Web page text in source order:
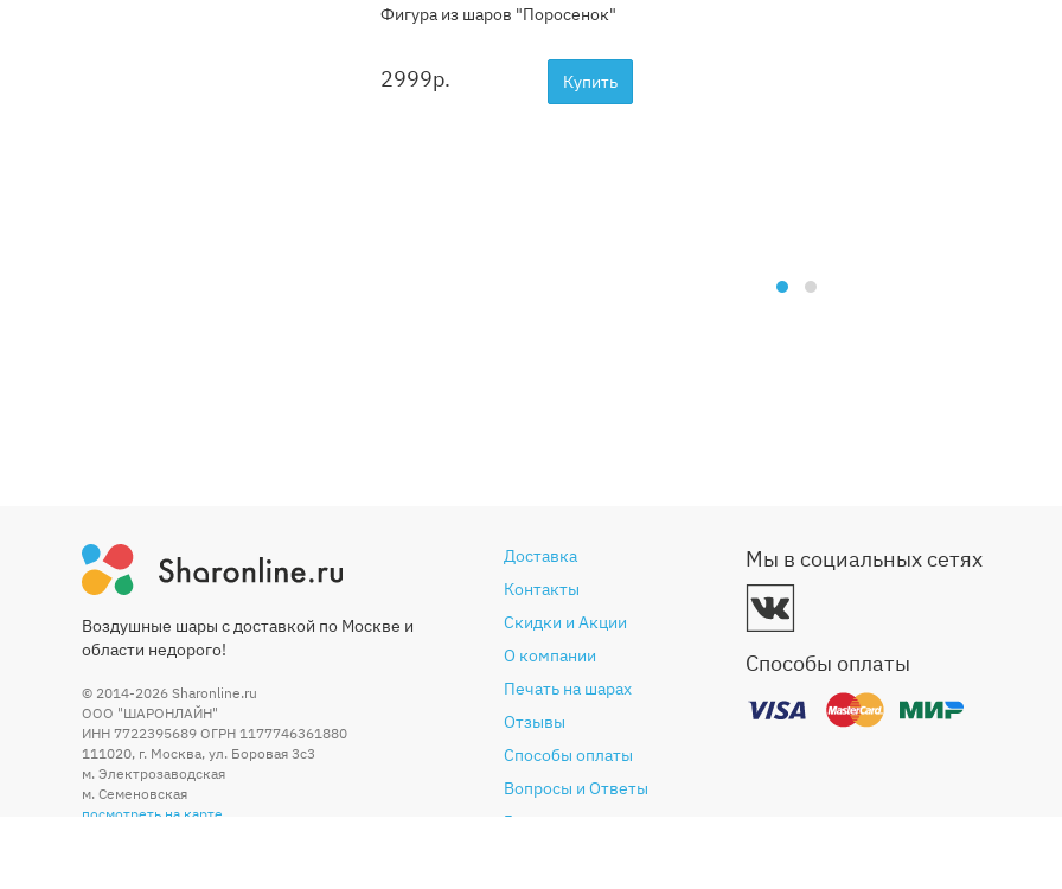
Фигура из шаров "Поросенок"
2999р. Купить
Воздушные шары с доставкой по Москве и
области недорого!
© 2014-2026 Sharonline.ru
ООО "ШАРОНЛАЙН"
ИНН 7722395689 ОГРН 1177746361880
111020, г. Москва, ул. Боровая 3c3
м. Электрозаводская
м. Семеновская
посмотреть на карте
Доставка
Контакты
Скидки и Акции
О компании
Печать на шарах
Отзывы
Способы оплаты
Вопросы и Ответы
Гарантия и возврат
Мы в социальных сетях
Способы оплаты